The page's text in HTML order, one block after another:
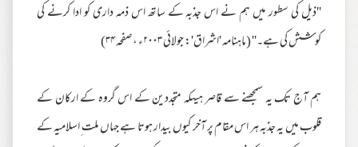
''ذیل کی سطور میں ہم نے اس جذبہ کے ساتھ اس ذمہ داری کو ادا کرنے کی
کوشش کی ہے۔'' (ماہنامہ 'اشراق': جولائی ۲۰۰۳ء ،صفحہ ۳۴)
ہم آج تک یہ سمجھنے سے قاصر ہیںکہ متجددین کے اس گروہ کے ارکان کے
قلوب میں یہ جذبہ ہر اس مقام پر آخر کیوں بیدار ہوتا ہے جہاں ملت ِاسلامیہ کے